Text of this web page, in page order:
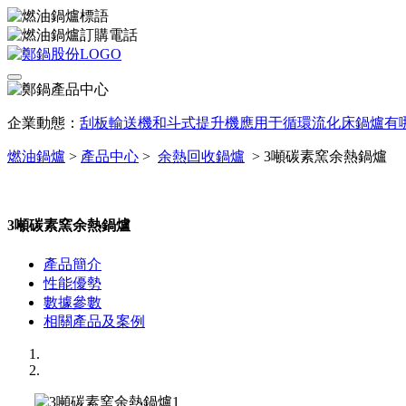
企業動態： 刮板輸送機和斗式提升機應用于循環流化床鍋爐有
燃油鍋爐 > 產品中心 > 余熱回收鍋爐 > 3噸碳素窯余熱鍋爐
3噸碳素窯余熱鍋爐
產品簡介
性能優勢
數據參數
相關產品及案例